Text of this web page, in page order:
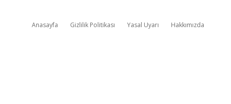
Anasayfa Gizlilik Politikası Yasal Uyarı Hakkımızda